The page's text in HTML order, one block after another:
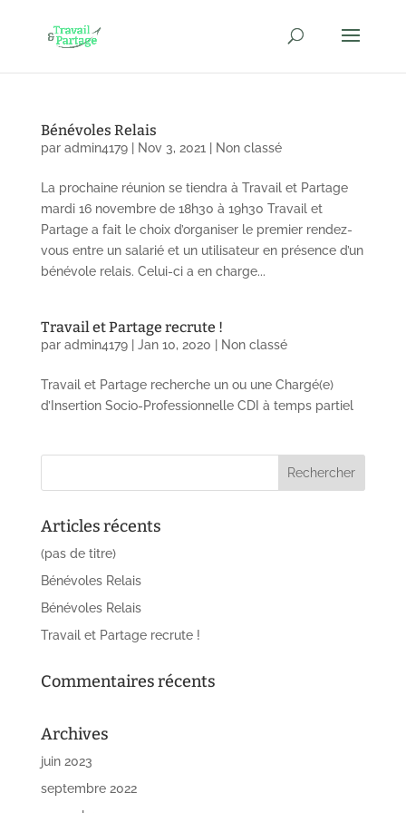
Bénévoles Relais
par admin4179| Nov 3, 2021 Non classé
La prochaine réunion se tiendra à Travail et Partage
mardi 16 novembre de 18h30 à 19h30 Travail et
Partage a fait le choix d’organiser le premier rendez-
vous entre un salarié et un utilisateur en présence d’un
bénévole relais. Celui-ci a en charge...
Travail et Partage recrute !
par admin4179| Jan 10, 2020 Non classé
Travail et Partage recherche un ou une Chargé(e)
d’Insertion Socio-Professionnelle CDI à temps partiel
Articles récents
(pas de titre)
Bénévoles Relais
Bénévoles Relais
Travail et Partage recrute !
Commentaires récents
Archives
juin 2023
septembre 2022